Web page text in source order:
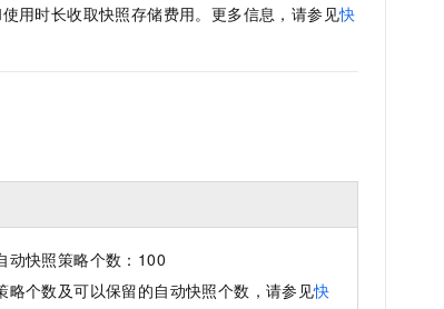
用时长收取快照存储费用。更多信息，请参见快
动快照策略个数：100
略个数及可以保留的自动快照个数，请参见快